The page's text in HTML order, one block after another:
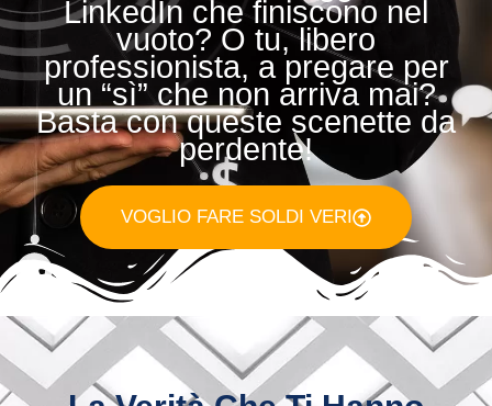
LinkedIn che finiscono nel
vuoto? O tu, libero
professionista, a pregare per
un “sì” che non arriva mai?
Basta con queste scenette da
perdente!
VOGLIO FARE SOLDI VERI